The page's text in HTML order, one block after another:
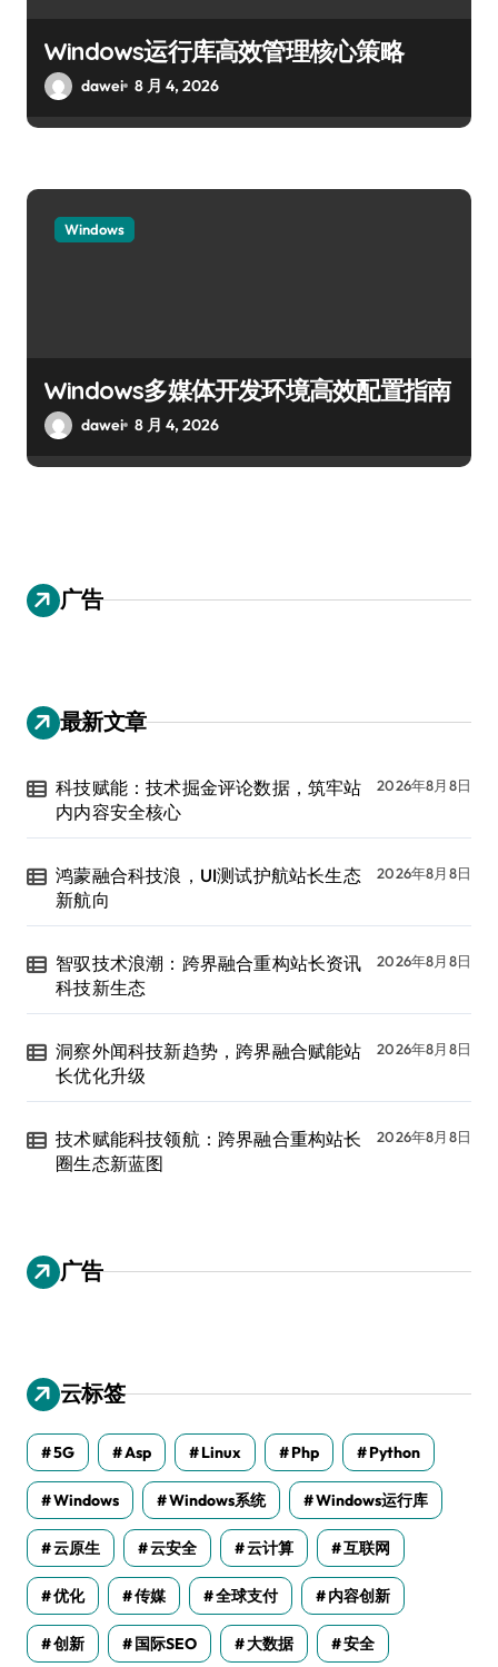
Windows运行库高效管理核心策略
dawei 8 月 4, 2026
Windows
Windows多媒体开发环境高效配置指南
dawei 8 月 4, 2026
广告
最新文章
科技赋能：技术掘金评论数据，筑牢站
内内容安全核心
2026年8月8日
鸿蒙融合科技浪，UI测试护航站长生态
新航向
2026年8月8日
智驭技术浪潮：跨界融合重构站长资讯
科技新生态
2026年8月8日
洞察外闻科技新趋势，跨界融合赋能站
长优化升级
2026年8月8日
技术赋能科技领航：跨界融合重构站长
圈生态新蓝图
2026年8月8日
广告
云标签
5G Asp Linux Php Python
Windows Windows系统 Windows运行库
云原生 云安全 云计算 互联网
优化 传媒 全球支付 内容创新
创新 国际SEO 大数据 安全